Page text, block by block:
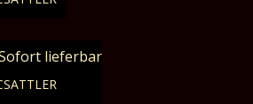
lieferbar